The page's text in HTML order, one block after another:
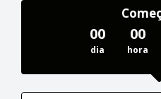
00
dia
00
hora